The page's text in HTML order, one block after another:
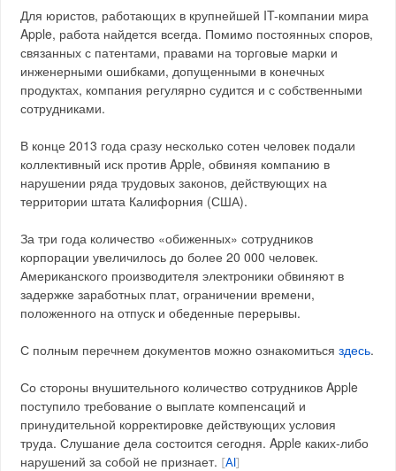
Для юристов, работающих в крупнейшей IT-компании мира
Apple, работа найдется всегда. Помимо постоянных споров,
связанных с патентами, правами на торговые марки и
инженерными ошибками, допущенными в конечных
продуктах, компания регулярно судится и с собственными
сотрудниками.
В конце 2013 года сразу несколько сотен человек подали
коллективный иск против Apple, обвиняя компанию в
нарушении ряда трудовых законов, действующих на
территории штата Калифорния (США).
За три года количество «обиженных» сотрудников
корпорации увеличилось до более 20 000 человек.
Американского производителя электроники обвиняют в
задержке заработных плат, ограничении времени,
положенного на отпуск и обеденные перерывы.
С полным перечнем документов можно ознакомитьсяздесь.
Со стороны внушительного количество сотрудников Apple
поступило требование о выплате компенсаций и
принудительной корректировке действующих условия
труда. Слушание дела состоится сегодня. Apple каких-либо
нарушений за собой не признает.
[AI